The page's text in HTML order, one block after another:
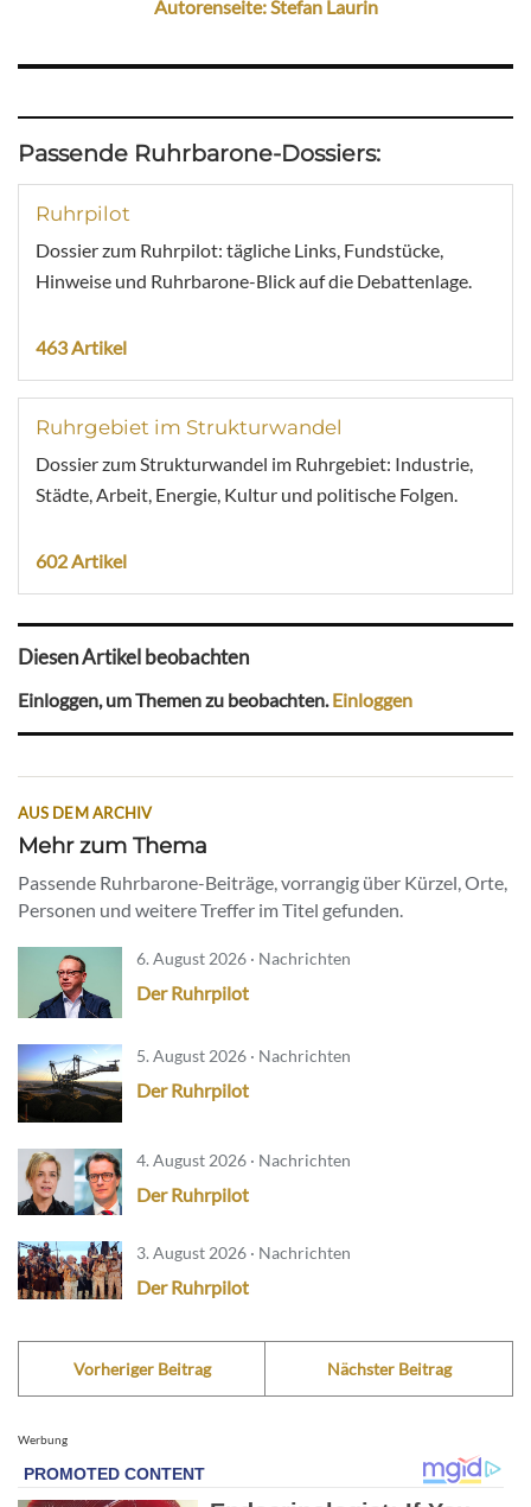
Autorenseite: Stefan Laurin
Passende Ruhrbarone-Dossiers:
Ruhrpilot
Dossier zum Ruhrpilot: tägliche Links, Fundstücke,
Hinweise und Ruhrbarone-Blick auf die Debattenlage.
463 Artikel
Ruhrgebiet im Strukturwandel
Dossier zum Strukturwandel im Ruhrgebiet: Industrie,
Städte, Arbeit, Energie, Kultur und politische Folgen.
602 Artikel
Diesen Artikel beobachten
Einloggen, um Themen zu beobachten.Einloggen
AUS DEM ARCHIV
Mehr zum Thema
Passende Ruhrbarone-Beiträge, vorrangig über Kürzel, Orte,
Personen und weitere Treffer im Titel gefunden.
6. August 2026 · Nachrichten
Der Ruhrpilot
5. August 2026 · Nachrichten
Der Ruhrpilot
4. August 2026 · Nachrichten
Der Ruhrpilot
3. August 2026 · Nachrichten
Der Ruhrpilot
Vorheriger Beitrag Nächster Beitrag
Werbung